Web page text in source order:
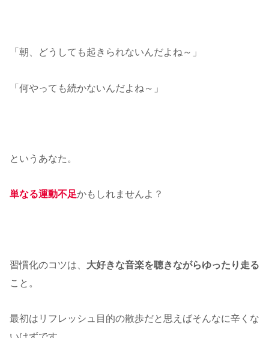
「朝、どうしても起きられないんだよね～」
「何やっても続かないんだよね～」
というあなた。
単なる運動不足かもしれませんよ？
習慣化のコツは、 大好きな音楽を聴きながらゆったり走る
こと。
最初はリフレッシュ目的の散歩だと思えばそんなに辛くな